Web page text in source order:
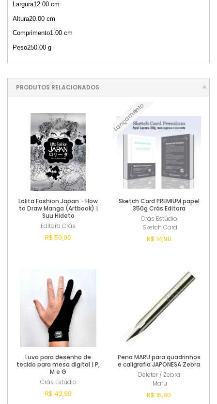
Largura12.00 cm
Altura20.00 cm
Comprimento1.00 cm
Peso250.00 g
PRODUTOS RELACIONADOS
Lolita Fashion Japan - How
to Draw Manga (Artbook) |
Suu Hideto
Editora Crás
R$ 50,00
Lançamento
Sketch Card PREMIUM papel
350g Crás Editora
Crás Estúdio
Sketch Card
R$ 14,90
Luva para desenho de
tecido para mesa digital | P,
M e G
Crás Estúdio
R$ 49,90
Pena MARU para quadrinhos
e caligrafia JAPONESA Zebra
Deleter / Zebra
Maru
R$ 15,90